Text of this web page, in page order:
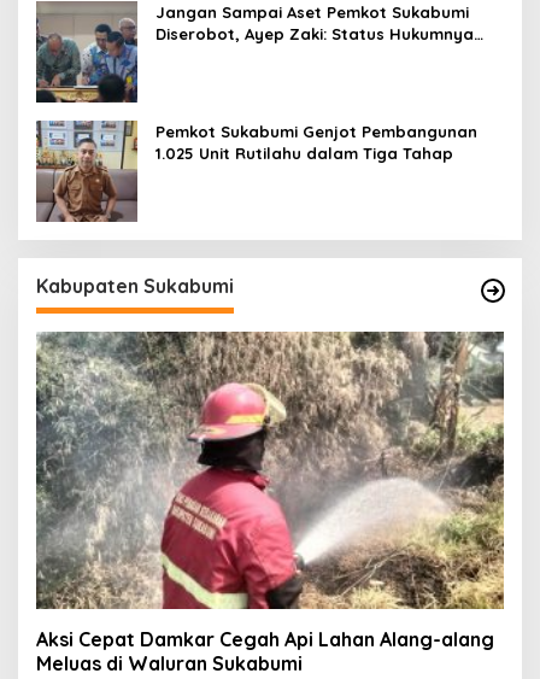
Jangan Sampai Aset Pemkot Sukabumi
Diserobot, Ayep Zaki: Status Hukumnya
Pemkot Sukabumi Genjot Pembangunan
1.025 Unit Rutilahu dalam Tiga Tahap
Kabupaten Sukabumi
Aksi Cepat Damkar Cegah Api Lahan Alang-alang
Meluas di Waluran Sukabumi